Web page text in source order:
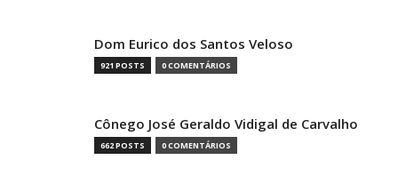
Dom Eurico dos Santos Veloso
921 POSTS 0 COMENTÁRIOS
Cônego José Geraldo Vidigal de Carvalho
662 POSTS 0 COMENTÁRIOS